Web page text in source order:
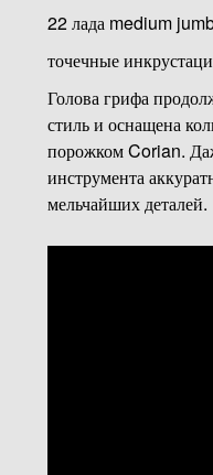
22 лада medium
точечные
Голова грифа
стиль и оснащена
порожком Corian.
инструмента
мельчайших деталей.